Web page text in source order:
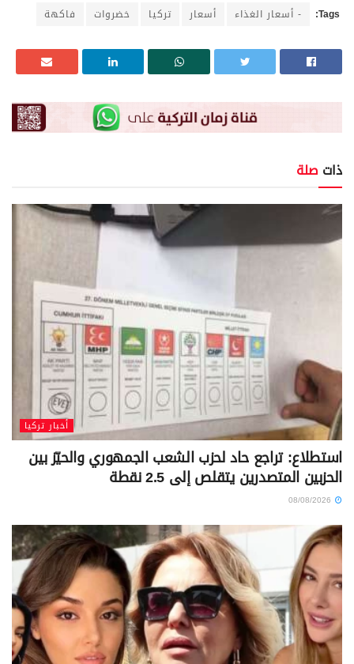
Tags: - أسعار الغذاء أسعار تركيا خضروات فاكهة
ذات صلة
أخبار تركيا
استطلاع: تراجع حاد لحزب الشعب الجمهوري والحيّز بين
الحزبين المتصدرين يتقلص إلى 2.5 نقطة